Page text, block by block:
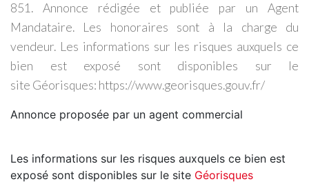
851. Annonce rédigée et publiée par un Agent
Mandataire. Les honoraires sont à la charge du
vendeur. Les informations sur les risques auxquels ce
bien est exposé sont disponibles sur le
site Géorisques: https://www.georisques.gouv.fr/
Annonce proposée par un agent commercial
Les informations sur les risques auxquels ce bien est
exposé sont disponibles sur le site Géorisques